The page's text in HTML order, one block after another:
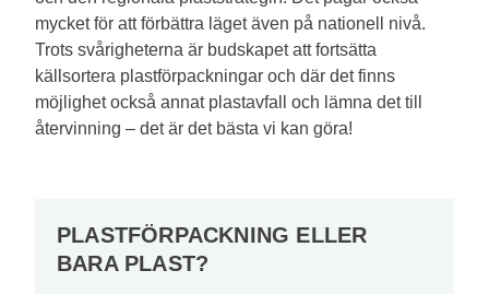
mycket för att förbättra läget även på nationell nivå.
Trots svårigheterna är budskapet att fortsätta
källsortera plastförpackningar och där det finns
möjlighet också annat plastavfall och lämna det till
återvinning – det är det bästa vi kan göra!
PLASTFÖRPACKNING ELLER
BARA PLAST?